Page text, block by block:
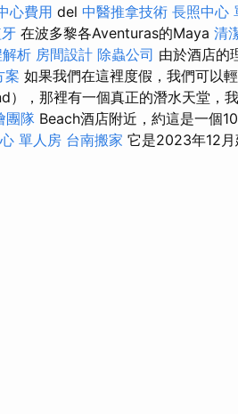
心費用 del 中醫推拿技術 長照中心
在波多黎各Aventuras的Maya 清
析 房間設計 除蟲公司 由於酒店的
案 如果我們在這裡度假，我們可以
），那裡有一個真正的潛水天堂，
團隊 Beach酒店附近，約這是一個
單人房 台南搬家 它是2023年12月